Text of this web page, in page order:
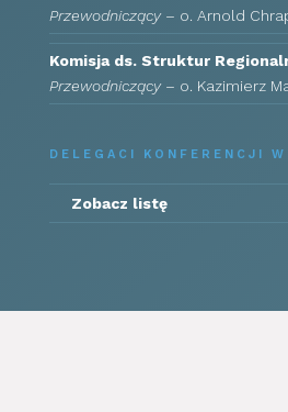
Przewodniczący– o. Arnold
Komisja ds. Struktur
Przewodniczący– o. Kazimierz
DELEGACI KONFERENCJI
Zobacz listę